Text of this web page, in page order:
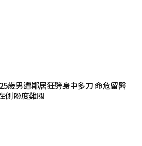
歲男遭鄰居狂劈身中多刀 命危留醫
側盼度難關